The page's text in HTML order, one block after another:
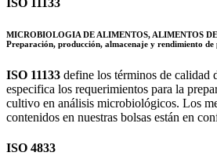
ISO 11133
MICROBIOLOGIA DE ALIMENTOS, ALIMENTOS
Preparación, producción, almacenaje y rendimiento de
ISO 11133 define los términos de calidad
especifica los requerimientos para la
cultivo en análisis microbiológicos. Los
contenidos en nuestras bolsas están en
ISO 4833